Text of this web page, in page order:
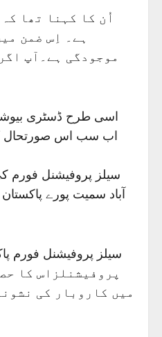
اُن کا کہنا تھا
ہے۔ اِس ضمن
موجودگی ہے۔آپ
اسی طرح ڈسٹری
اب سب اس صورتحال
سیلز پروفیشنل فورم
آباد سمیت پورے
پروفیشنلزاس کا
میں کاروبار کی